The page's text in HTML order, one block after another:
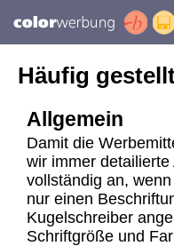
Häufig
Allgemein
Damit die
wir immer
vollständig an,
nur einen
Kugelschreiber
Schriftgröße und